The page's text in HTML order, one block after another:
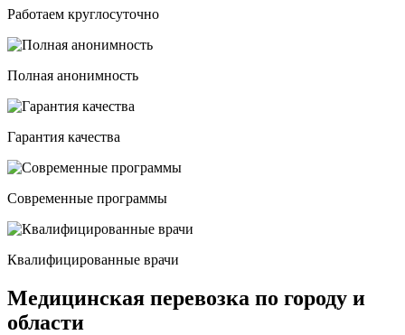
Работаем круглосуточно
Полная анонимность
Гарантия качества
Современные программы
Квалифицированные врачи
Медицинская перевозка по городу и
области